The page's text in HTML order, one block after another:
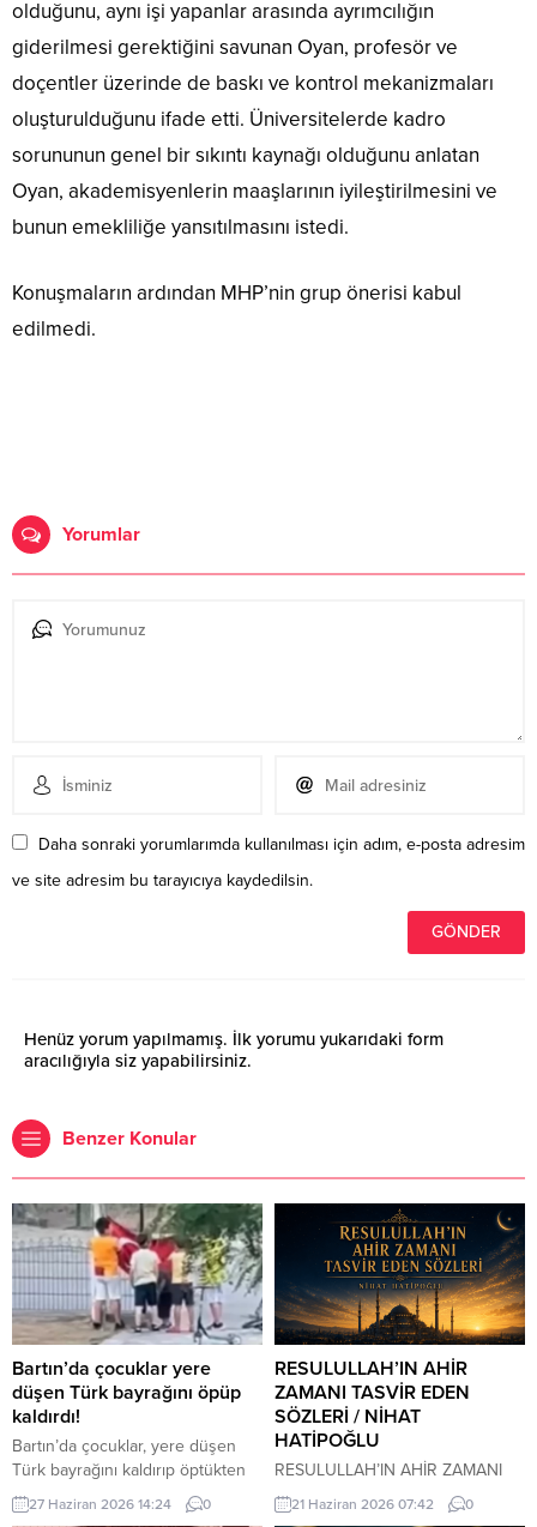
olduğunu, aynı işi yapanlar arasında ayrımcılığın
giderilmesi gerektiğini savunan Oyan, profesör ve
doçentler üzerinde de baskı ve kontrol mekanizmaları
oluşturulduğunu ifade etti. Üniversitelerde kadro
sorununun genel bir sıkıntı kaynağı olduğunu anlatan
Oyan, akademisyenlerin maaşlarının iyileştirilmesini ve
bunun emekliliğe yansıtılmasını istedi.
Konuşmaların ardından MHP’nin grup önerisi kabul
edilmedi.
Yorumlar
Daha sonraki yorumlarımda kullanılması için adım, e-posta adresim
ve site adresim bu tarayıcıya kaydedilsin.
Henüz yorum yapılmamış. İlk yorumu yukarıdaki form
aracılığıyla siz yapabilirsiniz.
Benzer Konular
Bartın’da çocuklar yere
düşen Türk bayrağını öpüp
kaldırdı!
Bartın’da çocuklar, yere düşen
Türk bayrağını kaldırıp öptükten
sonra gelen itfaiye ekiplerinin de
yardımıyla göndere çekti. O anlar
27 Haziran 2026 14:24 0
RESULULLAH’IN AHİR
ZAMANI TASVİR EDEN
SÖZLERİ / NİHAT
HATİPOĞLU
RESULULLAH’IN AHİR ZAMANI
TASVİR EDEN SÖZLERİ İnsanlar
heveslerine uyacaklar, zan ile
21 Haziran 2026 07:42 0